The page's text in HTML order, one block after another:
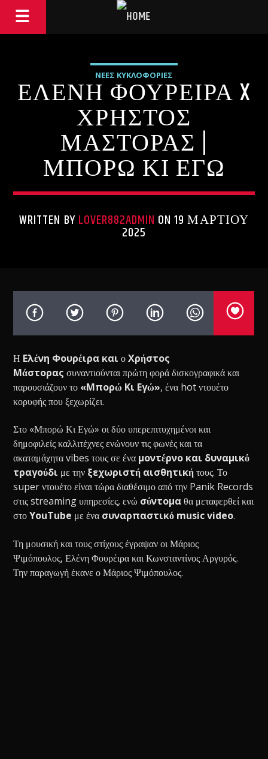
ΝΕΕΣ ΚΥΚΛΟΦΟΡΙΕΣ
ΕΛΕΝΗ ΦΟΥΡΕΙΡΑ X
ΧΡΗΣΤΟΣ
ΜΑΣΤΟΡΑΣ |
ΜΠΟΡΩ ΚΙ ΕΓΩ
WRITTEN BYLOVER882ADMIN ON 19 ΜΑΡΤΊΟΥ
2025
Η Ελένη Φουρέιρα καιοΧρήστος
Μάστορας συναντιούνται πρώτη φορά δισκογραφικά και
παρουσιάζουν το «Μπορώ Κι Εγώ», ένα hot ντουέτο
κορυφής που ξεχωρίζει.
Στο «Μπορώ ΚιΕγώ» οι δύο υπερεπιτυχημένοι και
δημοφιλείς καλλιτέχνες ενώνουν τις φωνές και τα
ακαταμάχητα vibes τους σε ένα μοντέρνο και δυναμικό
τραγούδι με την ξεχωριστή αισθητικήτους. Το
super ντουέτο είναι τώρα διαθέσιμο από την Panik Records
στις streaming υπηρεσίες, ενώ σύντομαθα μεταφερθεί και
στοYouTube με ένα συναρπαστικό music video.
Τη μουσική και τους στίχους έγραψαν οι Μάριος
Ψιμόπουλος,Ελένη Φουρέιρακαι Κωνσταντίνος Αργυρός.
Την παραγωγή έκανε ο Μάριος Ψιμόπουλος.